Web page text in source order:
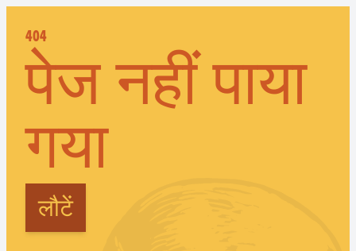
404
पेज नहीं पाया
गया
लौटें